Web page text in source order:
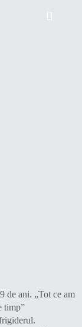
de ani. „Tot ce am
timp”